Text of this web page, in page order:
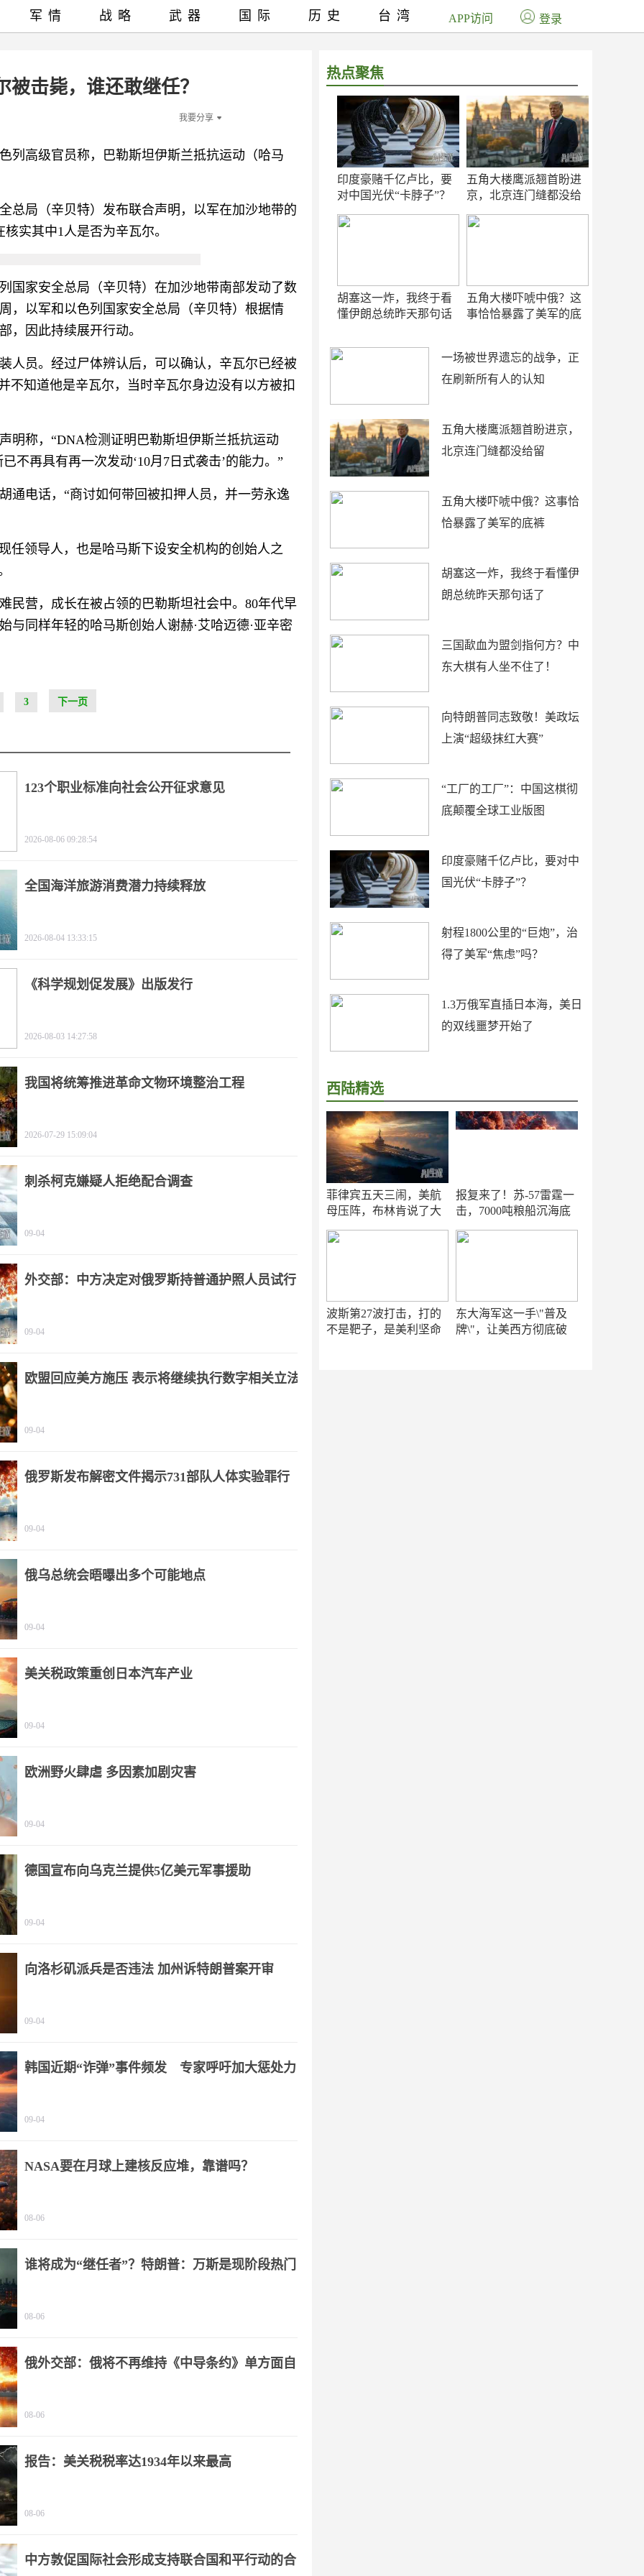
击毙，谁还敢继任？
我要分享
列高级官员称，巴勒斯坦伊斯兰抵抗运动（哈马
总局（辛贝特）发布联合声明，以军在加沙地带的
实其中1人是否为辛瓦尔。
国家安全总局（辛贝特）在加沙地带南部发动了数
，以军和以色列国家安全总局（辛贝特）根据情
，因此持续展开行动。
人员。经过尸体辨认后，可以确认，辛瓦尔已经被
不知道他是辛瓦尔，当时辛瓦尔身边没有以方被扣
明称，“DNA检测证明巴勒斯坦伊斯兰抵抗运动
不再具有再一次发动‘10月7日式袭击’的能力。”
通电话，“商讨如何带回被扣押人员，并一劳永逸
任领导人，也是哈马斯下设安全机构的创始人之
民营，成长在被占领的巴勒斯坦社会中。80年代早
与同样年轻的哈马斯创始人谢赫·艾哈迈德·亚辛密
3 下一页
热点聚焦
印度豪赌千亿卢比，要
对中国光伏“卡脖子”？
五角大楼鹰派翘首盼进
京，北京连门缝都没给
胡塞这一炸，我终于看
懂伊朗总统昨天那句话
五角大楼吓唬中俄？这
事恰恰暴露了美军的底
一场被世界遗忘的战争，正
在刷新所有人的认知
五角大楼鹰派翘首盼进京，
北京连门缝都没给留
五角大楼吓唬中俄？这事恰
恰暴露了美军的底裤
胡塞这一炸，我终于看懂伊
朗总统昨天那句话了
三国歃血为盟剑指何方？中
东大棋有人坐不住了！
向特朗普同志致敬！美政坛
上演“超级抹红大赛”
“工厂的工厂”：中国这棋彻
底颠覆全球工业版图
印度豪赌千亿卢比，要对中
国光伏“卡脖子”？
射程1800公里的“巨炮”，治
得了美军“焦虑”吗？
1.3万俄军直插日本海，美日
的双线噩梦开始了
西陆精选
菲律宾五天三闹，美航
母压阵，布林肯说了大
报复来了！苏-57雷霆一
击，7000吨粮船沉海底
波斯第27波打击，打的
不是靶子，是美利坚命
东大海军这一手\"普及
牌\"，让美西方彻底破
军情 战略 武器 国际 历史 台湾 APP访问 登录
123个职业标准向社会公开征求意见
2026-08-06 09:28:54
全国海洋旅游消费潜力持续释放
2026-08-04 13:33:15
《科学规划促发展》出版发行
2026-08-03 14:27:58
我国将统筹推进革命文物环境整治工程
2026-07-29 15:09:04
刺杀柯克嫌疑人拒绝配合调查
09-04
外交部：中方决定对俄罗斯持普通护照人员试行
09-04
欧盟回应美方施压 表示将继续执行数字相关立法
09-04
俄罗斯发布解密文件揭示731部队人体实验罪行
09-04
俄乌总统会晤曝出多个可能地点
09-04
美关税政策重创日本汽车产业
09-04
欧洲野火肆虐 多因素加剧灾害
09-04
德国宣布向乌克兰提供5亿美元军事援助
09-04
向洛杉矶派兵是否违法 加州诉特朗普案开审
09-04
韩国近期“诈弹”事件频发 专家呼吁加大惩处力
09-04
NASA要在月球上建核反应堆，靠谱吗？
08-06
谁将成为“继任者”？特朗普：万斯是现阶段热门
08-06
俄外交部：俄将不再维持《中导条约》单方面自
08-06
报告：美关税税率达1934年以来最高
08-06
中方敦促国际社会形成支持联合国和平行动的合